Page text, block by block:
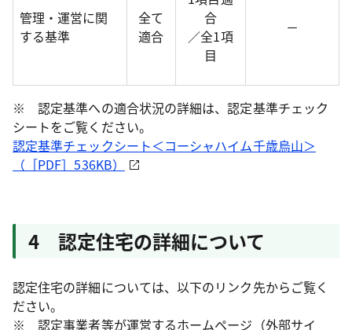
管理・運営に関
する基準
全て
適合
合
／全1項
目
－
※ 認定基準への適合状況の詳細は、認定基準チェック
シートをご覧ください。
認定基準チェックシート＜コーシャハイム千歳烏山＞
（［PDF］536KB）
4 認定住宅の詳細について
認定住宅の詳細については、以下のリンク先からご覧く
ださい。
※ 認定事業者等が運営するホームページ（外部サイ